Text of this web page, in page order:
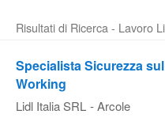
Elenco
Blog
Risultati di Ricerca - Lavoro
Specialista Sicurezza
Working
Lidl Italia SRL - Arcole